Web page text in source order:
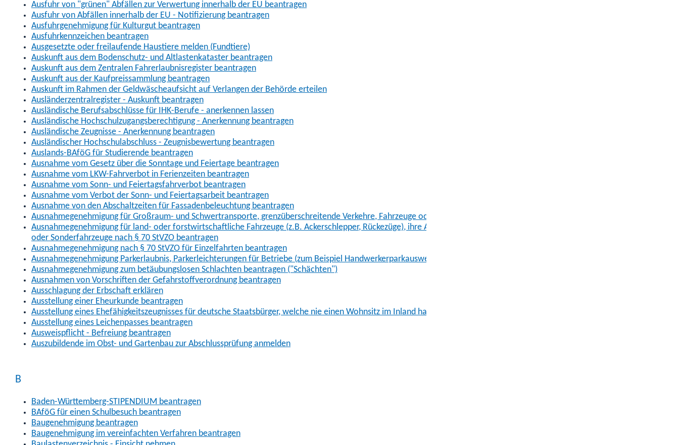
Ausfuhr von "grünen" Abfällen zur Verwertung innerhalb der EU beantragen
Ausfuhr von Abfällen innerhalb der EU - Notifizierung beantragen
Ausfuhrgenehmigung für Kulturgut beantragen
Ausfuhrkennzeichen beantragen
Ausgesetzte oder freilaufende Haustiere melden (Fundtiere)
Auskunft aus dem Bodenschutz- und Altlastenkataster beantragen
Auskunft aus dem Zentralen Fahrerlaubnisregister beantragen
Auskunft aus der Kaufpreissammlung beantragen
Auskunft im Rahmen der Geldwäscheaufsicht auf Verlangen der Behörde erteilen
Ausländerzentralregister - Auskunft beantragen
Ausländische Berufsabschlüsse für IHK-Berufe - anerkennen lassen
Ausländische Hochschulzugangsberechtigung - Anerkennung beantragen
Ausländische Zeugnisse - Anerkennung beantragen
Ausländischer Hochschulabschluss - Zeugnisbewertung beantragen
Auslands-BAföG für Studierende beantragen
Ausnahme vom Gesetz über die Sonntage und Feiertage beantragen
Ausnahme vom LKW-Fahrverbot in Ferienzeiten beantragen
Ausnahme vom Sonn- und Feiertagsfahrverbot beantragen
Ausnahme vom Verbot der Sonn- und Feiertagsarbeit beantragen
Ausnahme von den Abschaltzeiten für Fassadenbeleuchtung beantragen
Ausnahmegenehmigung für Großraum- und Schwertransporte, grenzüberschreitende Verkehre, Fahrzeuge oder Fahrzeugkombinationen nach § 70 StVZO beantragen
Ausnahmegenehmigung für land- oder forstwirtschaftliche Fahrzeuge (z.B. Ackerschlepper, Rückezüge), ihre Anhänger, Arbeitsmaschinen (z.B. Gabelstapler, Mähdrescher)
oder Sonderfahrzeuge nach § 70 StVZO beantragen
Ausnahmegenehmigung nach § 70 StVZO für Einzelfahrten beantragen
Ausnahmegenehmigung Parkerlaubnis, Parkerleichterungen für Betriebe (zum Beispiel Handwerkerparkausweis)
Ausnahmegenehmigung zum betäubungslosen Schlachten beantragen ("Schächten")
Ausnahmen von Vorschriften der Gefahrstoffverordnung beantragen
Ausschlagung der Erbschaft erklären
Ausstellung einer Eheurkunde beantragen
Ausstellung eines Ehefähigkeitszeugnisses für deutsche Staatsbürger, welche nie einen Wohnsitz im Inland hatten
Ausstellung eines Leichenpasses beantragen
Ausweispflicht - Befreiung beantragen
Auszubildende im Obst- und Gartenbau zur Abschlussprüfung anmelden
B
Baden-Württemberg-STIPENDIUM beantragen
BAföG für einen Schulbesuch beantragen
Baugenehmigung beantragen
Baugenehmigung im vereinfachten Verfahren beantragen